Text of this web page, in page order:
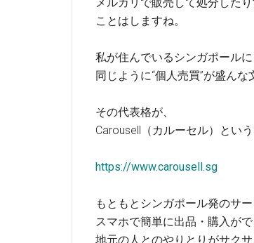
ことはしますね。
私が住んでいるシンガポールに
同じように“個人売買”が盛んな
その代表格が、
Carousell（カルーセル）という
https://www.carousell.sg
もともとシンガポール発のサー
スマホで簡単に出品・購入がで
地元の人とのやりとりがサクサ